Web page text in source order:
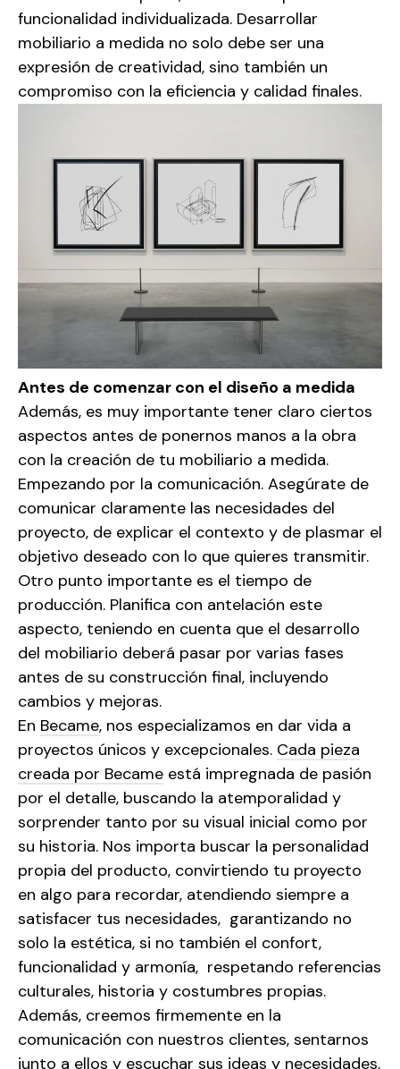
funcionalidad individualizada. Desarrollar
mobiliario a medida no solo debe ser una
expresión de creatividad, sino también un
compromiso con la eficiencia y calidad finales.
Antes de comenzar con el diseño a medida
Además, es muy importante tener claro ciertos
aspectos antes de ponernos manos a la obra
con la creación de tu mobiliario a medida.
Empezando por la comunicación. Asegúrate de
comunicar claramente las necesidades del
proyecto, de explicar el contexto y de plasmar el
objetivo deseado con lo que quieres transmitir.
Otro punto importante es el tiempo de
producción. Planifica con antelación este
aspecto, teniendo en cuenta que el desarrollo
del mobiliario deberá pasar por varias fases
antes de su construcción final, incluyendo
cambios y mejoras.
En Became, nos especializamos en dar vida a
proyectos únicos y excepcionales. Cada pieza
creada por Became está impregnada de pasión
por el detalle, buscando la atemporalidad y
sorprender tanto por su visual inicial como por
su historia. Nos importa buscar la personalidad
propia del producto, convirtiendo tu proyecto
en algo para recordar, atendiendo siempre a
satisfacer tus necesidades, garantizando no
solo la estética, si no también el confort,
funcionalidad y armonía, respetando referencias
culturales, historia y costumbres propias.
Además, creemos firmemente en la
comunicación con nuestros clientes, sentarnos
junto a ellos y escuchar sus ideas y necesidades,